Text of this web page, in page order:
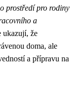
prostředí pro rodiny
a
ukazují, že
doma, ale
a přípravu na